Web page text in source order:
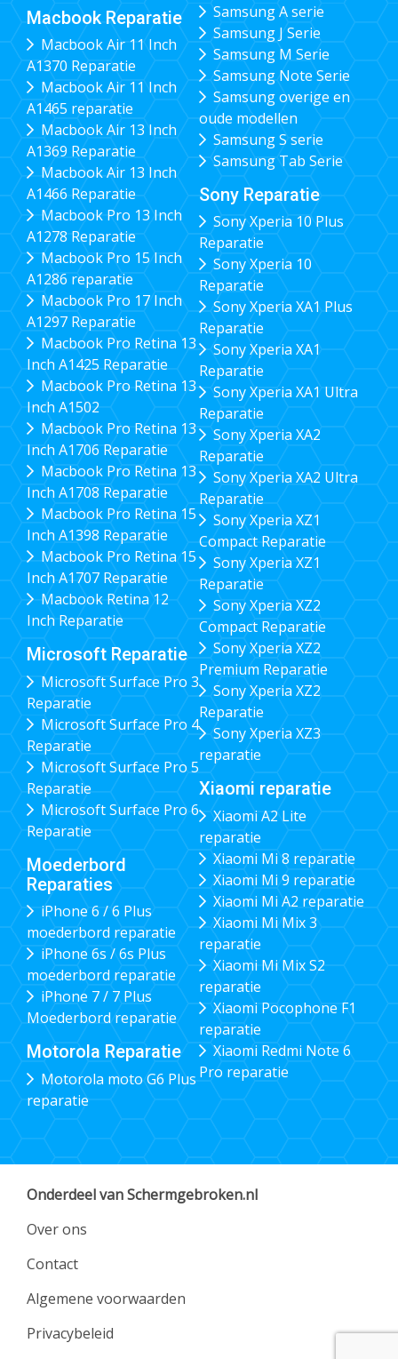
Macbook Reparatie
Macbook Air 11 Inch
A1370 Reparatie
Macbook Air 11 Inch
A1465 reparatie
Macbook Air 13 Inch
A1369 Reparatie
Macbook Air 13 Inch
A1466 Reparatie
Macbook Pro 13 Inch
A1278 Reparatie
Macbook Pro 15 Inch
A1286 reparatie
Macbook Pro 17 Inch
A1297 Reparatie
Macbook Pro Retina 13
Inch A1425 Reparatie
Macbook Pro Retina 13
Inch A1502
Macbook Pro Retina 13
Inch A1706 Reparatie
Macbook Pro Retina 13
Inch A1708 Reparatie
Macbook Pro Retina 15
Inch A1398 Reparatie
Macbook Pro Retina 15
Inch A1707 Reparatie
Macbook Retina 12
Inch Reparatie
Microsoft Reparatie
Microsoft Surface Pro 3
Reparatie
Microsoft Surface Pro 4
Reparatie
Microsoft Surface Pro 5
Reparatie
Microsoft Surface Pro 6
Reparatie
Moederbord
Reparaties
iPhone 6 / 6 Plus
moederbord reparatie
iPhone 6s / 6s Plus
moederbord reparatie
iPhone 7 / 7 Plus
Moederbord reparatie
Motorola Reparatie
Motorola moto G6 Plus
reparatie
Samsung A serie
Samsung J Serie
Samsung M Serie
Samsung Note Serie
Samsung overige en
oude modellen
Samsung S serie
Samsung Tab Serie
Sony Reparatie
Sony Xperia 10 Plus
Reparatie
Sony Xperia 10
Reparatie
Sony Xperia XA1 Plus
Reparatie
Sony Xperia XA1
Reparatie
Sony Xperia XA1 Ultra
Reparatie
Sony Xperia XA2
Reparatie
Sony Xperia XA2 Ultra
Reparatie
Sony Xperia XZ1
Compact Reparatie
Sony Xperia XZ1
Reparatie
Sony Xperia XZ2
Compact Reparatie
Sony Xperia XZ2
Premium Reparatie
Sony Xperia XZ2
Reparatie
Sony Xperia XZ3
reparatie
Xiaomi reparatie
Xiaomi A2 Lite
reparatie
Xiaomi Mi 8 reparatie
Xiaomi Mi 9 reparatie
Xiaomi Mi A2 reparatie
Xiaomi Mi Mix 3
reparatie
Xiaomi Mi Mix S2
reparatie
Xiaomi Pocophone F1
reparatie
Xiaomi Redmi Note 6
Pro reparatie
Onderdeel van Schermgebroken.nl
Over ons
Contact
Algemene voorwaarden
Privacybeleid